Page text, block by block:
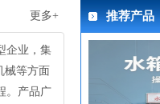
更多+
企业，集
械等方面
。产品广
推荐产品